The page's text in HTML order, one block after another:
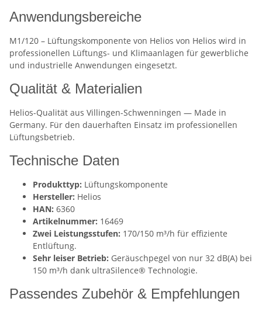
Anwendungsbereiche
M1/120 – Lüftungskomponente von Helios von Helios wird in
professionellen Lüftungs- und Klimaanlagen für gewerbliche
und industrielle Anwendungen eingesetzt.
Qualität & Materialien
Helios-Qualität aus Villingen-Schwenningen — Made in
Germany. Für den dauerhaften Einsatz im professionellen
Lüftungsbetrieb.
Technische Daten
Produkttyp: Lüftungskomponente
Hersteller: Helios
HAN: 6360
Artikelnummer: 16469
Zwei Leistungsstufen: 170/150 m³/h für effiziente
Entlüftung.
Sehr leiser Betrieb: Geräuschpegel von nur 32 dB(A) bei
150 m³/h dank ultraSilence® Technologie.
Passendes Zubehör & Empfehlungen